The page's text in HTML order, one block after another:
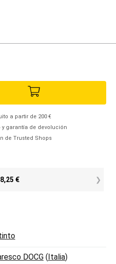
a partir de 200 €
garantía de devolución
de Trusted Shops
€
DOCG (Italia)